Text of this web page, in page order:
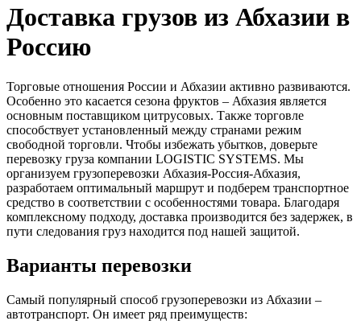
Доставка грузов из Абхазии в
Россию
Торговые отношения России и Абхазии активно развиваются.
Особенно это касается сезона фруктов – Абхазия является
основным поставщиком цитрусовых. Также торговле
способствует установленный между странами режим
свободной торговли. Чтобы избежать убытков, доверьте
перевозку груза компании LOGISTIC SYSTEMS. Мы
организуем грузоперевозки Абхазия-Россия-Абхазия,
разработаем оптимальный маршрут и подберем транспортное
средство в соответствии с особенностями товара. Благодаря
комплексному подходу, доставка производится без задержек, в
пути следования груз находится под нашей защитой.
Варианты перевозки
Самый популярный способ грузоперевозки из Абхазии –
автотранспорт. Он имеет ряд преимуществ: